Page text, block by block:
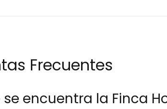
Frecuentes
se encuentra la Finca